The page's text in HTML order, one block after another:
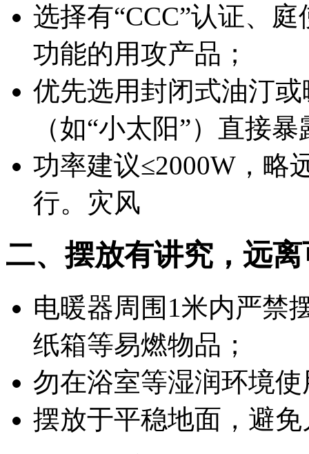
选择有“CCC”认证、庭
功能的用攻产品；
优先选用封闭式油汀
（如“小太阳”）直接暴
功率建议≤2000W，略
行。灾风
二、摆放有讲究，远
电暖器周围 1米内严禁
纸箱等易燃物品；
勿在浴室等湿润环境
摆放于平稳地面，避